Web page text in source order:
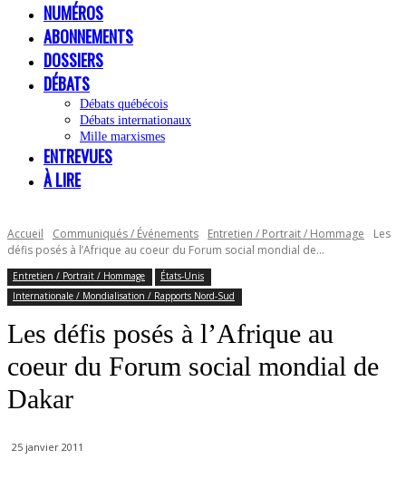
NUMÉROS
ABONNEMENTS
DOSSIERS
DÉBATS
Débats québécois
Débats internationaux
Mille marxismes
ENTREVUES
À LIRE
Accueil Communiqués / Événements Entretien / Portrait / Hommage
Les
défis posés à l’Afrique au coeur du Forum social mondial de...
Entretien / Portrait / Hommage
États-Unis
Internationale / Mondialisation / Rapports Nord-Sud
Les défis posés à l’Afrique au
coeur du Forum social mondial de
Dakar
25 janvier 2011